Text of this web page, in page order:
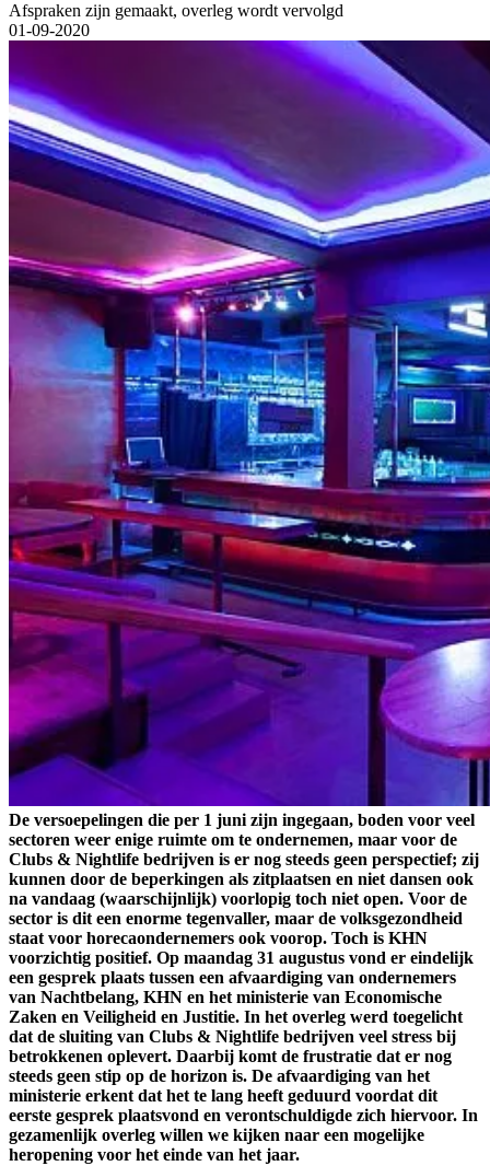
Afspraken zijn gemaakt, overleg wordt vervolgd
01-09-2020
De versoepelingen die per 1 juni zijn ingegaan, boden voor veel
sectoren weer enige ruimte om te ondernemen, maar voor de
Clubs & Nightlife bedrijven is er nog steeds geen perspectief; zij
kunnen door de beperkingen als zitplaatsen en niet dansen ook
na vandaag (waarschijnlijk) voorlopig toch niet open. Voor de
sector is dit een enorme tegenvaller, maar de volksgezondheid
staat voor horecaondernemers ook voorop. Toch is KHN
voorzichtig positief. Op maandag 31 augustus vond er eindelijk
een gesprek plaats tussen een afvaardiging van ondernemers
van Nachtbelang, KHN en het ministerie van Economische
Zaken en Veiligheid en Justitie. In het overleg werd toegelicht
dat de sluiting van Clubs & Nightlife bedrijven veel stress bij
betrokkenen oplevert. Daarbij komt de frustratie dat er nog
steeds geen stip op de horizon is. De afvaardiging van het
ministerie erkent dat het te lang heeft geduurd voordat dit
eerste gesprek plaatsvond en verontschuldigde zich hiervoor. In
gezamenlijk overleg willen we kijken naar een mogelijke
heropening voor het einde van het jaar.